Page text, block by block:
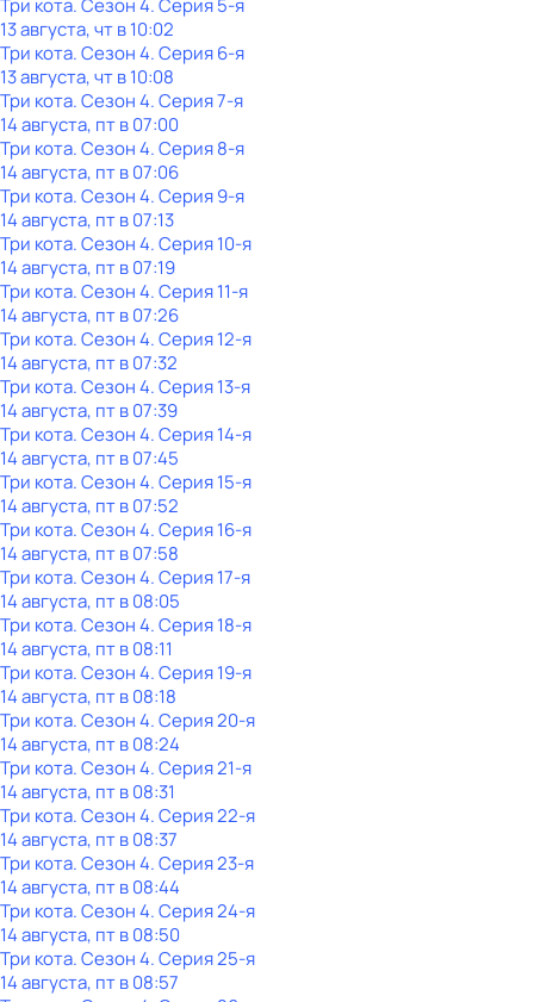
Три кота. Сезон 4. Серия 5-я
13 августа, чт в 10:02
Три кота. Сезон 4. Серия 6-я
13 августа, чт в 10:08
Три кота. Сезон 4. Серия 7-я
14 августа, пт в 07:00
Три кота. Сезон 4. Серия 8-я
14 августа, пт в 07:06
Три кота. Сезон 4. Серия 9-я
14 августа, пт в 07:13
Три кота. Сезон 4. Серия 10-я
14 августа, пт в 07:19
Три кота. Сезон 4. Серия 11-я
14 августа, пт в 07:26
Три кота. Сезон 4. Серия 12-я
14 августа, пт в 07:32
Три кота. Сезон 4. Серия 13-я
14 августа, пт в 07:39
Три кота. Сезон 4. Серия 14-я
14 августа, пт в 07:45
Три кота. Сезон 4. Серия 15-я
14 августа, пт в 07:52
Три кота. Сезон 4. Серия 16-я
14 августа, пт в 07:58
Три кота. Сезон 4. Серия 17-я
14 августа, пт в 08:05
Три кота. Сезон 4. Серия 18-я
14 августа, пт в 08:11
Три кота. Сезон 4. Серия 19-я
14 августа, пт в 08:18
Три кота. Сезон 4. Серия 20-я
14 августа, пт в 08:24
Три кота. Сезон 4. Серия 21-я
14 августа, пт в 08:31
Три кота. Сезон 4. Серия 22-я
14 августа, пт в 08:37
Три кота. Сезон 4. Серия 23-я
14 августа, пт в 08:44
Три кота. Сезон 4. Серия 24-я
14 августа, пт в 08:50
Три кота. Сезон 4. Серия 25-я
14 августа, пт в 08:57